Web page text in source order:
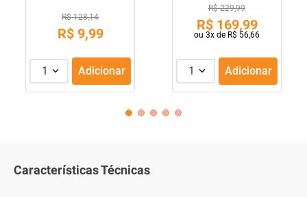
R$ 128,14
R$ 9,99
1 Adicionar
R$ 229,99
R$ 169,99
ou 3x de R$ 56,66
1 Adicionar
Características Técnicas